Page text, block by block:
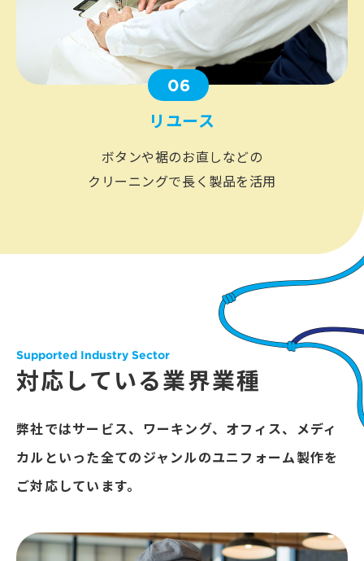
06
リユース
ボタンや裾のお直しなどの
クリーニングで長く製品を活用
Supported Industry Sector
対応している業界業種
弊社ではサービス、ワーキング、オフィス、メディ
カルといった全てのジャンルのユニフォーム製作を
ご対応しています。